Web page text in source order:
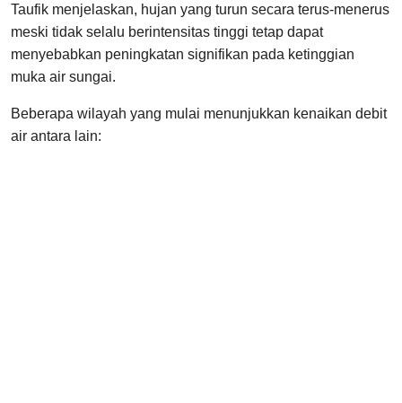
Taufik menjelaskan, hujan yang turun secara terus-menerus
meski tidak selalu berintensitas tinggi tetap dapat
menyebabkan peningkatan signifikan pada ketinggian
muka air sungai.
Beberapa wilayah yang mulai menunjukkan kenaikan debit
air antara lain: